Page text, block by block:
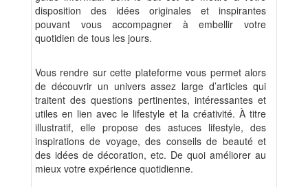
disposition des idées originales et inspirantes
pouvant vous accompagner à embellir votre
quotidien de tous les jours.
Vous rendre sur cette plateforme vous permet alors
de découvrir un univers assez large d’articles qui
traitent des questions pertinentes, intéressantes et
utiles en lien avec le lifestyle et la créativité. À titre
illustratif, elle propose des astuces lifestyle, des
inspirations de voyage, des conseils de beauté et
des idées de décoration, etc. De quoi améliorer au
mieux votre expérience quotidienne.